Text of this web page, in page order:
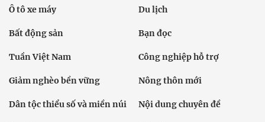
Ô tô xe máy Du lịch
Bất động sản Bạn đọc
Tuần Việt Nam Công nghiệp hỗ trợ
Giảm nghèo bền vững Nông thôn mới
Dân tộc thiểu số và miền núi Nội dung chuyên đề